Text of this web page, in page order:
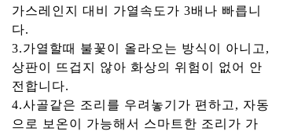
가스레인지 대비 가열속도가 3배나 빠릅니
다.
3.가열할때 불꽃이 올라오는 방식이 아니고,
상판이 뜨겁지 않아 화상의 위험이 없어 안
전합니다.
4.사골같은 조리를 우려놓기가 편하고, 자동
으로 보온이 가능해서 스마트한 조리가 가